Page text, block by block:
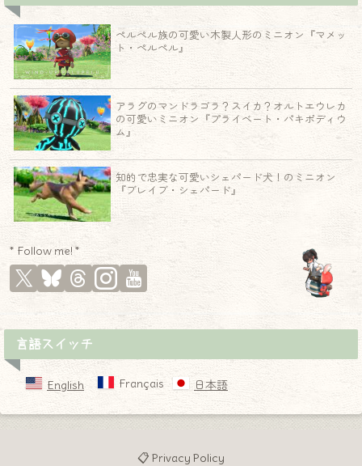
ペルペル族の可愛い木製人形のミニオン『マメッ
ト・ペルペル』
アラグのマンドラゴラ？スイカ？オルトエウレカ
の可愛いミニオン『プライベート・パキポディウ
ム』
知的で忠実な可愛いシェパード犬！のミニオン
『ブレイブ・シェパード』
* Follow me! *
言語スイッチ
English Français 日本語
📋 Privacy Policy